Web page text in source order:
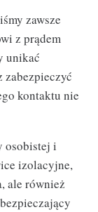
zawsze
z prądem
unikać
zabezpieczyć
kontaktu nie
osobistej i
izolacyjne,
ale również